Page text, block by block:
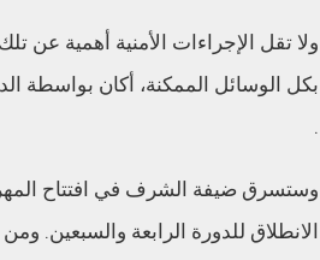
ولا تقل الإجراءات الأمنية أهمية عن
بكل الوسائل الممكنة، أكان بواسطة
.
الانطلاق للدورة الرابعة والسبعين.